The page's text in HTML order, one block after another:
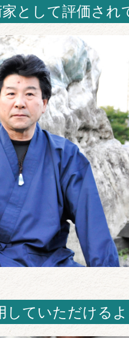
として評価され
していただける